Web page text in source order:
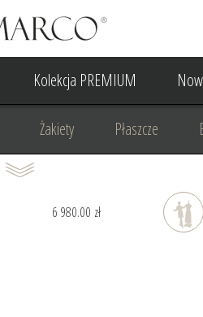
Kolekcja PREMIUM
Żakiety Płaszcze
Suknia Ślubna
6 980.00 zł